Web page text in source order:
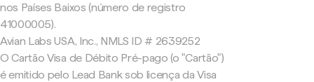
nos Países Baixos (número de registro
41000005).
Avian Labs USA, Inc., NMLS ID # 2639252
O Cartão Visa de Débito Pré-pago (o "Cartão")
é emitido pelo Lead Bank sob licença da Visa